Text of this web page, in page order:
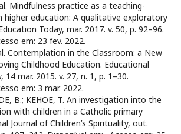
Mindfulness practice as a teaching-
higher education: A qualitative exploratory
Today, mar. 2017. v. 50, p. 92–96.
em: 23 fev. 2022.
Contemplation in the Classroom: a New
Childhood Education. Educational
14 mar. 2015. v. 27, n. 1, p. 1–30.
em: 3 mar. 2022.
B.; KEHOE, T. An investigation into the
with children in a Catholic primary
Journal of Children’s Spirituality, out.